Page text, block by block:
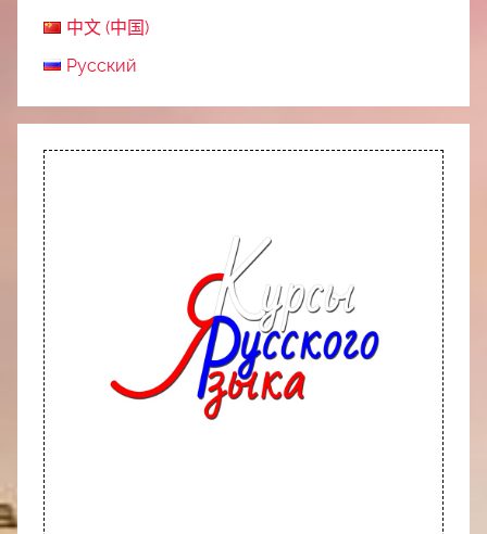
中文 (中国)
Русский